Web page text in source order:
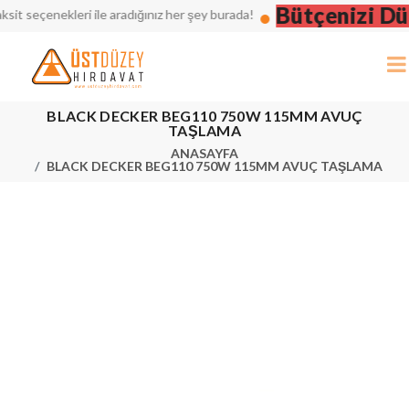
ile aradığınız her şey burada! Bütçenizi
BLACK DECKER BEG110 750W 115MM AVUÇ
TAŞLAMA
ANASAYFA
BLACK DECKER BEG110 750W 115MM AVUÇ TAŞLAMA